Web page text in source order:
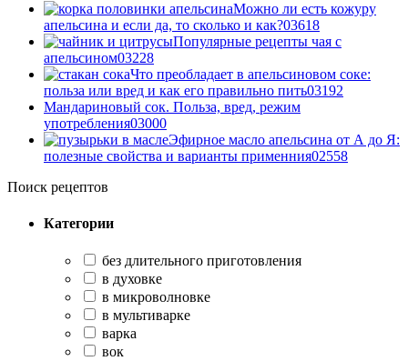
Можно ли есть кожуру
апельсина и если да, то сколько и как?03618
Популярные рецепты чая с
апельсином03228
Что преобладает в апельсиновом соке:
польза или вред и как его правильно пить03192
Мандариновый сок. Польза, вред, режим
употребления03000
Эфирное масло апельсина от А до Я:
полезные свойства и варианты применния02558
Поиск рецептов
Категории
без длительного приготовления
в духовке
в микроволновке
в мультиварке
варка
вок